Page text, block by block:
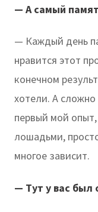
— А самый
— Каждый день
нравится этот
конечном
хотели. А
первый мой
лошадьми,
многое зависит.
— Тут у вас был